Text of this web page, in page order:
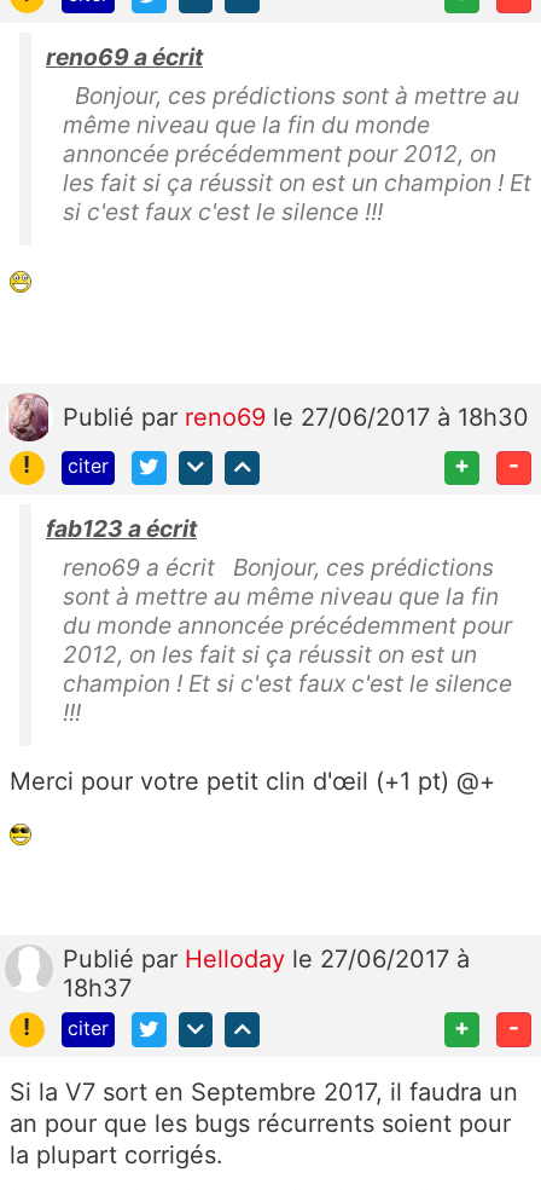
reno69 a écrit
Bonjour, ces prédictions sont à mettre au
même niveau que la fin du monde
annoncée précédemment pour 2012, on
les fait si ça réussit on est un champion ! Et
si c'est faux c'est le silence !!!
Publié par reno69 le 27/06/2017 à 18h30
!
citer + -
fab123 a écrit
reno69 a écrit Bonjour, ces prédictions
sont à mettre au même niveau que la fin
du monde annoncée précédemment pour
2012, on les fait si ça réussit on est un
champion ! Et si c'est faux c'est le silence
!!!
Merci pour votre petit clin d'œil (+1 pt) @+
Publié par Helloday le 27/06/2017 à
18h37
!
citer + -
Si la V7 sort en Septembre 2017, il faudra un
an pour que les bugs récurrents soient pour
la plupart corrigés.